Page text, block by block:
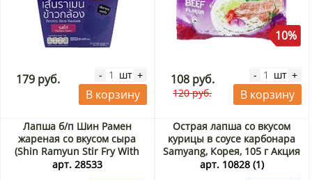
179 руб. - шт +
В корзину
10%
108 руб.
120 руб.
- шт +
В корзину
Лапша б/п Шин Рамен
жареная со вкусом сыра
(Shin Ramyun Stir Fry With
Cheese) Nongshim, Корея,
арт. 28533
Острая лапша со вкусом
курицы в соусе карбонара
Samyang, Корея, 105 г Акция
арт. 10828 (1)